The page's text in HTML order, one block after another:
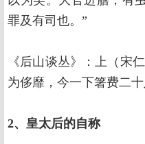
罪及有司也。”
《后山谈丛》：上（宋
为侈靡，今一下箸费二
2、皇太后的自称